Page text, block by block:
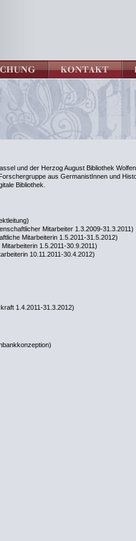
und der Herzog August Bibliothek
aus GermanistInnen und
Bibliothek.
Mitarbeiter 1.3.2009-31.3.2011)
Mitarbeiterin 1.5.2011-31.5.2012)
1.5.2011-30.9.2011)
10.11.2011-30.4.2012)
1.4.2011-31.3.2012)